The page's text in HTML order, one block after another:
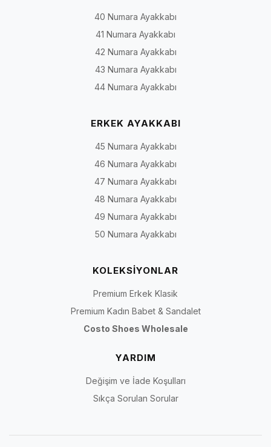
40 Numara Ayakkabı
41 Numara Ayakkabı
42 Numara Ayakkabı
43 Numara Ayakkabı
44 Numara Ayakkabı
ERKEK AYAKKABI
45 Numara Ayakkabı
46 Numara Ayakkabı
47 Numara Ayakkabı
48 Numara Ayakkabı
49 Numara Ayakkabı
50 Numara Ayakkabı
KOLEKSİYONLAR
Premium Erkek Klasik
Premium Kadın Babet & Sandalet
Costo Shoes Wholesale
YARDIM
Değişim ve İade Koşulları
Sıkça Sorulan Sorular